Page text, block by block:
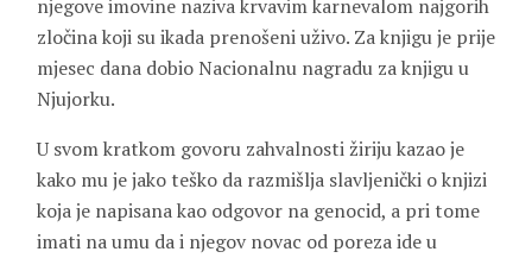
njegove imovine naziva krvavim karnevalom najgorih
zločina koji su ikada prenošeni uživo. Za knjigu je prije
mjesec dana dobio Nacionalnu nagradu za knjigu u
Njujorku.
U svom kratkom govoru zahvalnosti žiriju kazao je
kako mu je jako teško da razmišlja slavljenički o knjizi
koja je napisana kao odgovor na genocid, a pri tome
imati na umu da i njegov novac od poreza ide u